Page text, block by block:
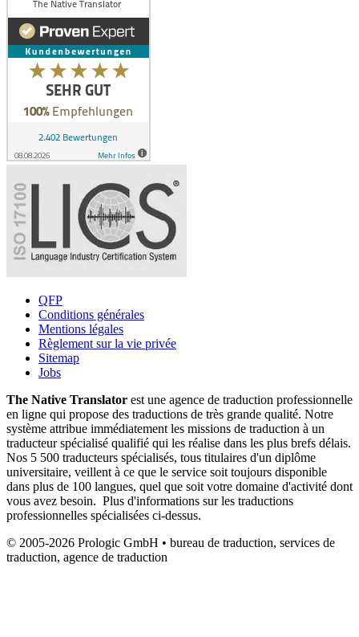
QFP
Conditions générales
Mentions légales
Règlement sur la vie privée
Sitemap
Jobs
The Native Translator est une agence de traduction professionnelle
en ligne qui propose des traductions de très grande qualité. Notre
système attribue immédiatement les missions de traduction à un
traducteur spécialisé qualifié qui les réalise dans les plus brefs délais.
Nos 5 500 traducteurs spécialisés, tous titulaires d'un diplôme
universitaire, veillent à ce que le service soit toujours disponible
dans plus de 100 langues, quel que soit votre domaine d'activité dont
vous avez besoin. Plus d'informations sur les traductions
professionnelles spécialisées ci-dessus.
© 2005-2026 Prologic GmbH • bureau de traduction, services de
traduction, agence de traduction